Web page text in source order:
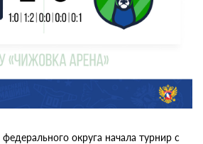
округа начала турнир с